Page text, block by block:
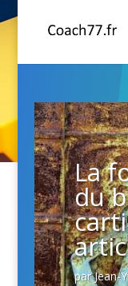
La
du
parJean-